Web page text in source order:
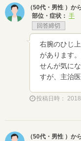
（50代・男性 ）か
部位・症状： 手
回答締切
右腕のひじ
があります
せんが気に
すが、主治
投稿日時：
（50代・男性 ）か